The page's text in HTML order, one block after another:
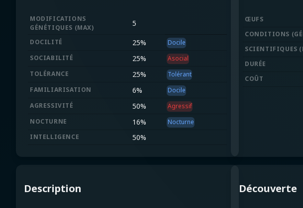
ŒUFS
CONDITIONS (
SCIENTIFIQUES (
DURÉE
COÛT
MODIFICATIONS
GÉNÉTIQUES (MAX) 5
DOCILITÉ 25%
Docile
SOCIABILITÉ
25%
Asocial
TOLÉRANCE
25%
Tolérant
FAMILIARISATION
6%
Docile
AGRESSIVITÉ
50%
Agressif
NOCTURNE
16%
Nocturne
INTELLIGENCE
50%
Description Découverte